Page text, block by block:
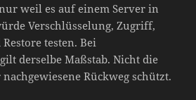
weil es auf einem Server in
Verschlüsselung, Zugriff,
testen. Bei
derselbe Maßstab. Nicht die
Rückweg schützt.